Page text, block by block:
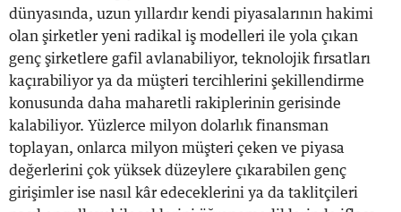
dünyasında, uzun yıllardır kendi piyasalarının hakimi
olan şirketler yeni radikal iş modelleri ile yola çıkan
genç şirketlere gafil avlanabiliyor, teknolojik fırsatları
kaçırabiliyor ya da müşteri tercihlerini şekillendirme
konusunda daha maharetli rakiplerinin gerisinde
kalabiliyor. Yüzlerce milyon dolarlık finansman
toplayan, onlarca milyon müşteri çeken ve piyasa
değerlerini çok yüksek düzeylere çıkarabilen genç
girişimler ise nasıl kâr edeceklerini ya da taklitçileri